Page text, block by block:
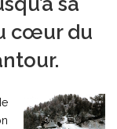
cœur du